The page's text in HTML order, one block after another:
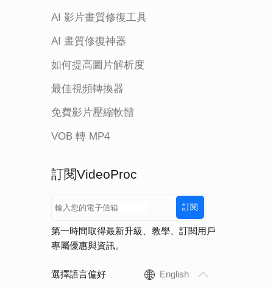
AI 影片畫質修復工具
AI 畫質修復神器
如何提高圖片解析度
最佳視頻轉換器
免費影片壓縮軟體
VOB 轉 MP4
訂閱VideoProc
訂閱
第一時間取得最新升級、教學、訂閱用戶
專屬優惠與資訊。
選擇語言偏好 English